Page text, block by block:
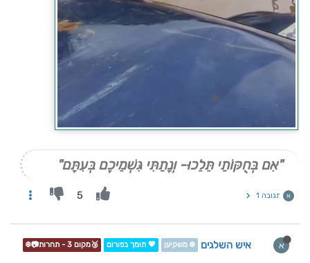
"אִם בְּחֻקּוֹתַי תֵּלֵכוּ- וְנָתַתִּי גִּשְׁמֵיכֶם בְּעִתָּם"
א תגובה 1 5
א איש השלגים ❄️ משקיען 💖 תומך בפורום 🥉מקום 3 - תחרות📷❄️